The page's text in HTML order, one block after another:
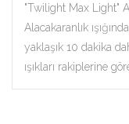
"Twilight Max Light"
Alacakaranlık
yaklaşık 10 dakika
ışıkları rakiplerine